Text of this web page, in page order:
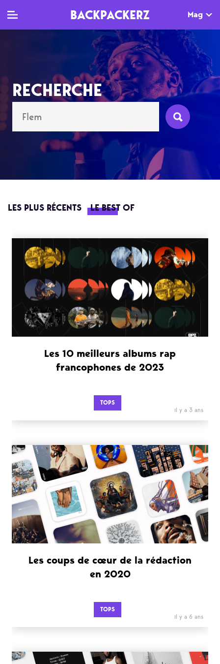
BACKPACKERZ Mag
Clips
Live
Documentaires
Web-séries
MAG
Dossiers
Interviews
Chroniques
Sorties
AGENDA
Paris
Festivals
RECHERCHE
LES PLUS RÉCENTS LE BEST OF
Les 10 meilleurs albums rap
francophones de 2023
TOPS
il y a 3 ans
Les coups de cœur de la rédaction
en 2020
TOPS
il y a 6 ans